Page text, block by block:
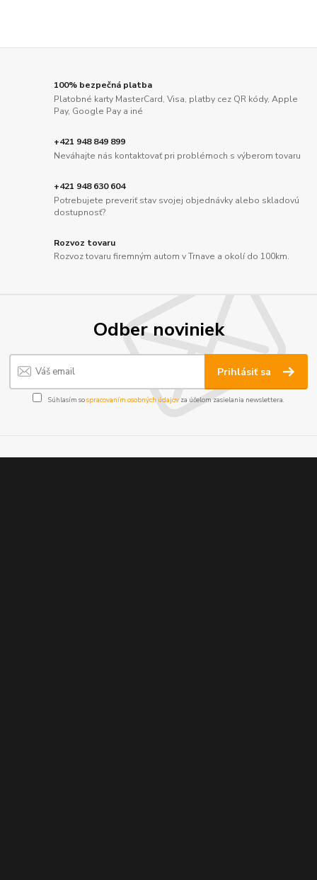
100% bezpečná platba
Platobné karty MasterCard, Visa, platby cez QR kódy, Apple
Pay, Google Pay a iné
+421 948 849 899
Neváhajte nás kontaktovať pri problémoch s výberom tovaru
+421 948 630 604
Potrebujete preveriť stav svojej objednávky alebo skladovú
dostupnosť?
Rozvoz tovaru
Rozvoz tovaru firemným autom v Trnave a okolí do 100km.
Odber noviniek
Prihlásiť sa
Súhlasím sospracovaním osobných údajov za účelom zasielania newslettera.